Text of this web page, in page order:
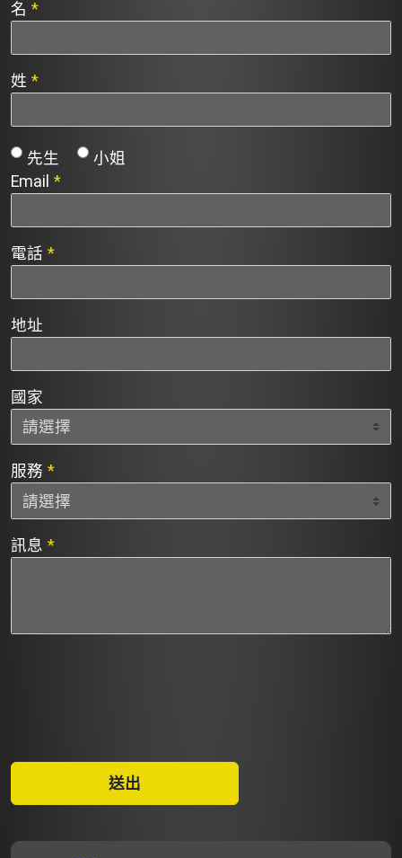
名 *
姓 *
先生
小姐
Email *
電話 *
地址
國家
服務 *
訊息 *
送出